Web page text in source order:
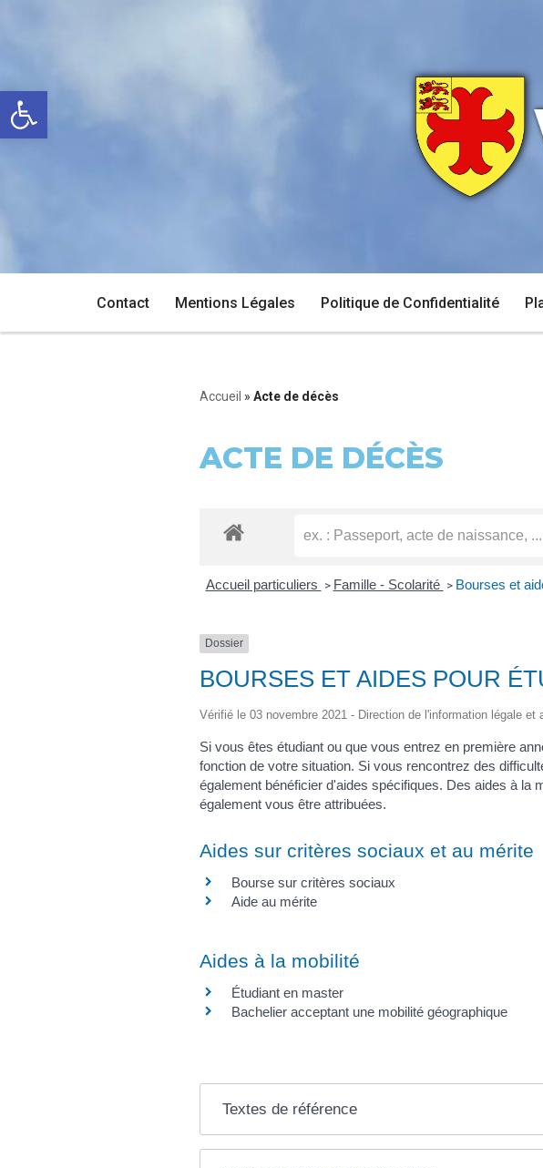
Ouvrir la barre d’outils
contenu
Contact Mentions Légales Politique de Confidentialité
Accueil » Acte de décès
ACTE DE DÉCÈS
Accueil particuliers > Famille - Scolarité > Bourses et
Dossier
BOURSES ET AIDES POUR
Vérifié le 03 novembre 2021 - Direction de l'information légale et
Si vous êtes étudiant ou que vous entrez en première
fonction de votre situation. Si vous rencontrez des
également bénéficier d'aides spécifiques. Des aides à la
également vous être attribuées.
Aides sur critères sociaux et au mérite
Bourse sur critères sociaux
Aide au mérite
Aides à la mobilité
Étudiant en master
Bachelier acceptant une mobilité géographique
Textes de référence